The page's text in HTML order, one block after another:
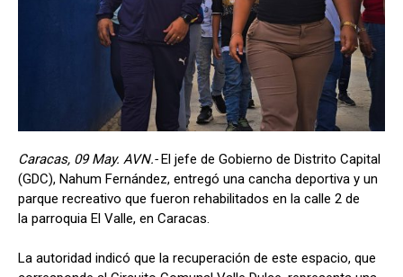
Caracas, 09 May. AVN.-El jefe de Gobierno de Distrito Capital
(GDC), Nahum Fernández, entregó una cancha deportiva y un
parque recreativo que fueron rehabilitados en la calle 2 de
la parroquia El Valle, en Caracas.
La autoridad indicó que la recuperación de este espacio, que